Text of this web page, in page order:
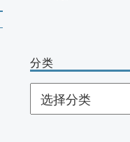
分类
类